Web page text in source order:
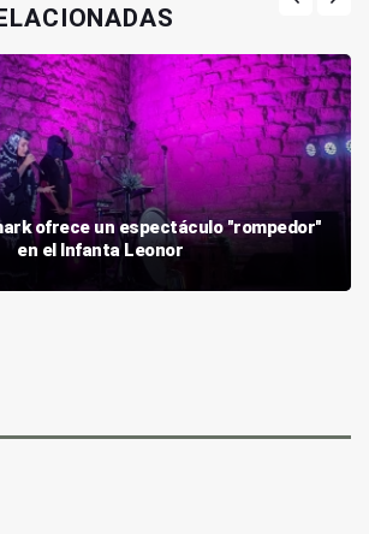
ofrece un espectáculo "rompedor"
en el Infanta Leonor